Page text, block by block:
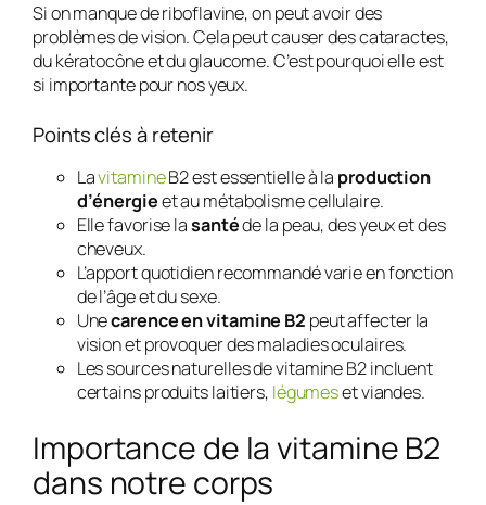
Si on manque de riboflavine, on peut avoir des
problèmes de vision. Cela peut causer des cataractes,
du kératocône et du glaucome. C’est pourquoi elle est
si importante pour nos yeux.
Points clés à retenir
LavitamineB2 est essentielle à la production
d’énergieet au métabolisme cellulaire.
Elle favorise lasantéde la peau, des yeux et des
cheveux.
L’apport quotidien recommandé varie en fonction
de l’âge et du sexe.
Unecarence en vitamine B2 peut affecter la
vision et provoquer des maladies oculaires.
Les sources naturelles de vitamine B2 incluent
certains produits laitiers, légumeset viandes.
Importance de la vitamine B2
dans notre corps